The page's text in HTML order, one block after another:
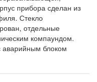
прибора сделан из
Стекло
отдельные
компаундом.
аварийным блоком